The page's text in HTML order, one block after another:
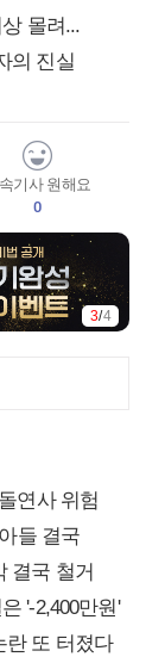
몰려...
의 진실
기사 원해요
0
3/4
연사 위험
들 결국
결국 철거
'-2,400만원'
란 또 터졌다